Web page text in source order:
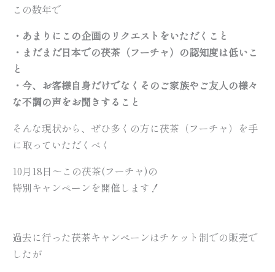
この数年で
・あまりにこの企画のリクエストをいただくこと
・まだまだ日本での茯茶（フーチャ）の認知度は低いこ
と
・今、お客様自身だけでなくそのご家族やご友人の様々
な不調の声をお聞きすること
そんな現状から、ぜひ多くの方に茯茶（フーチャ）を手
に取っていただくべく
10月18日～この茯茶(フーチャ)の
特別キャンペーンを開催します！
過去に行った茯茶キャンペーンはチケット制での販売で
したが